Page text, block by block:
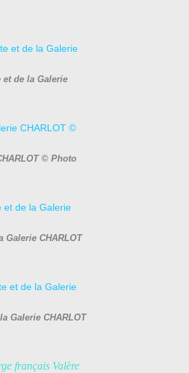
et de la Galerie
© Photo
Galerie CHARLOT
Galerie CHARLOT
français Valère